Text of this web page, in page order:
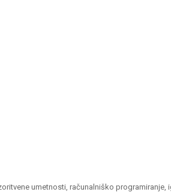
umetnosti, računalniško programiranje,